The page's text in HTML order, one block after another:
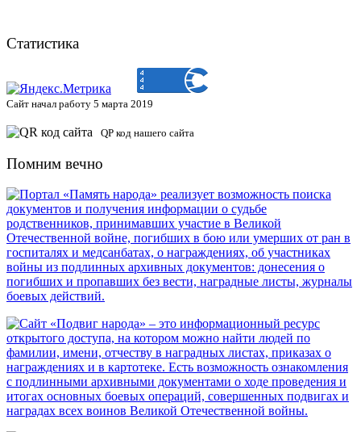
Статистика
Сайт начал работу 5 марта 2019
QP код нашего сайта
Помним вечно